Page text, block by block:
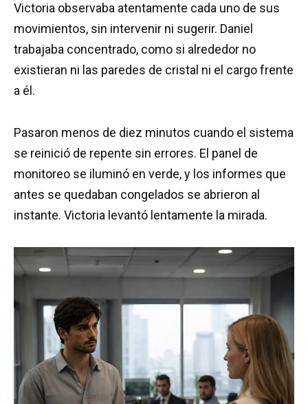
Victoria observaba atentamente cada uno de sus
movimientos, sin intervenir ni sugerir. Daniel
trabajaba concentrado, como si alrededor no
existieran ni las paredes de cristal ni el cargo frente
a él.
Pasaron menos de diez minutos cuando el sistema
se reinició de repente sin errores. El panel de
monitoreo se iluminó en verde, y los informes que
antes se quedaban congelados se abrieron al
instante. Victoria levantó lentamente la mirada.